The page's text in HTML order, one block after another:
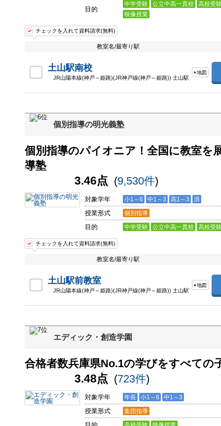
目的
中学受験 公立中高一貫校
高校受
映像授業
チェックを入れて資料請求(無料)
教室名/最寄り駅
土山駅南校
JR山陽本線(神戸～姫路)(JR神戸線(神戸～姫路)) 土山駅
地図
個別指導の明光義塾
個別指導のパイオニア！全国に教室を
導塾
3.46点 (9,530件)
対象学年 小1～6 中1～3 高1～3 浪
授業形式 個別指導
目的 中学受験 公立中高一貫校 高校受
チェックを入れて資料請求(無料)
教室名/最寄り駅
土山駅前教室
JR山陽本線(神戸～姫路)(JR神戸線(神戸～姫路)) 土山駅
地図
エディック・創造学園
合格者数兵庫県No.1の学びをすべて
3.48点 (723件)
対象学年 年長 小1～6 中1～3
授業形式 集団指導